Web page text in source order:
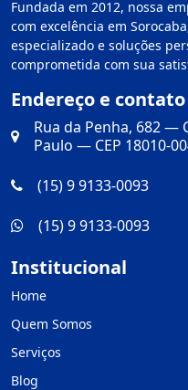
Fundada em 2012, nossa
com excelência em
especializado e soluções
comprometida com sua
Endereço e contato
Rua da Penha, 682 —
Paulo — CEP 18010-
(15) 9 9133-0093
(15) 9 9133-0093
Institucional
Home
Quem Somos
Serviços
Blog